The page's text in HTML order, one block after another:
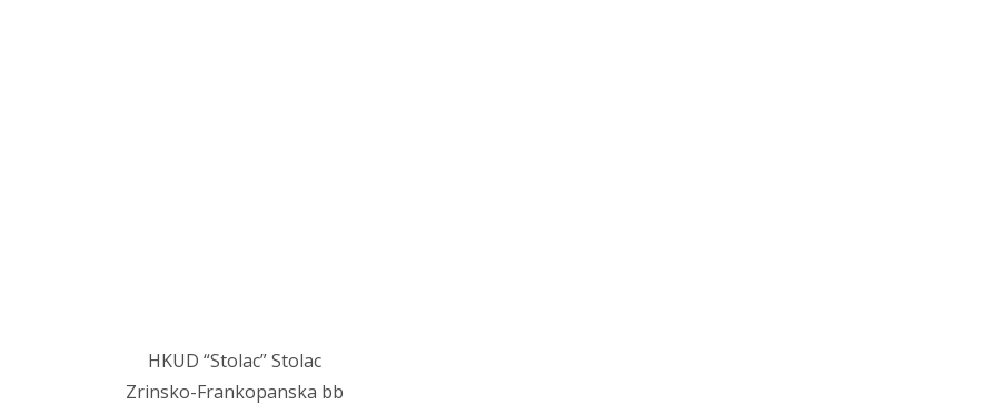
HKUD “Stolac” Stolac
Zrinsko-Frankopanska bb